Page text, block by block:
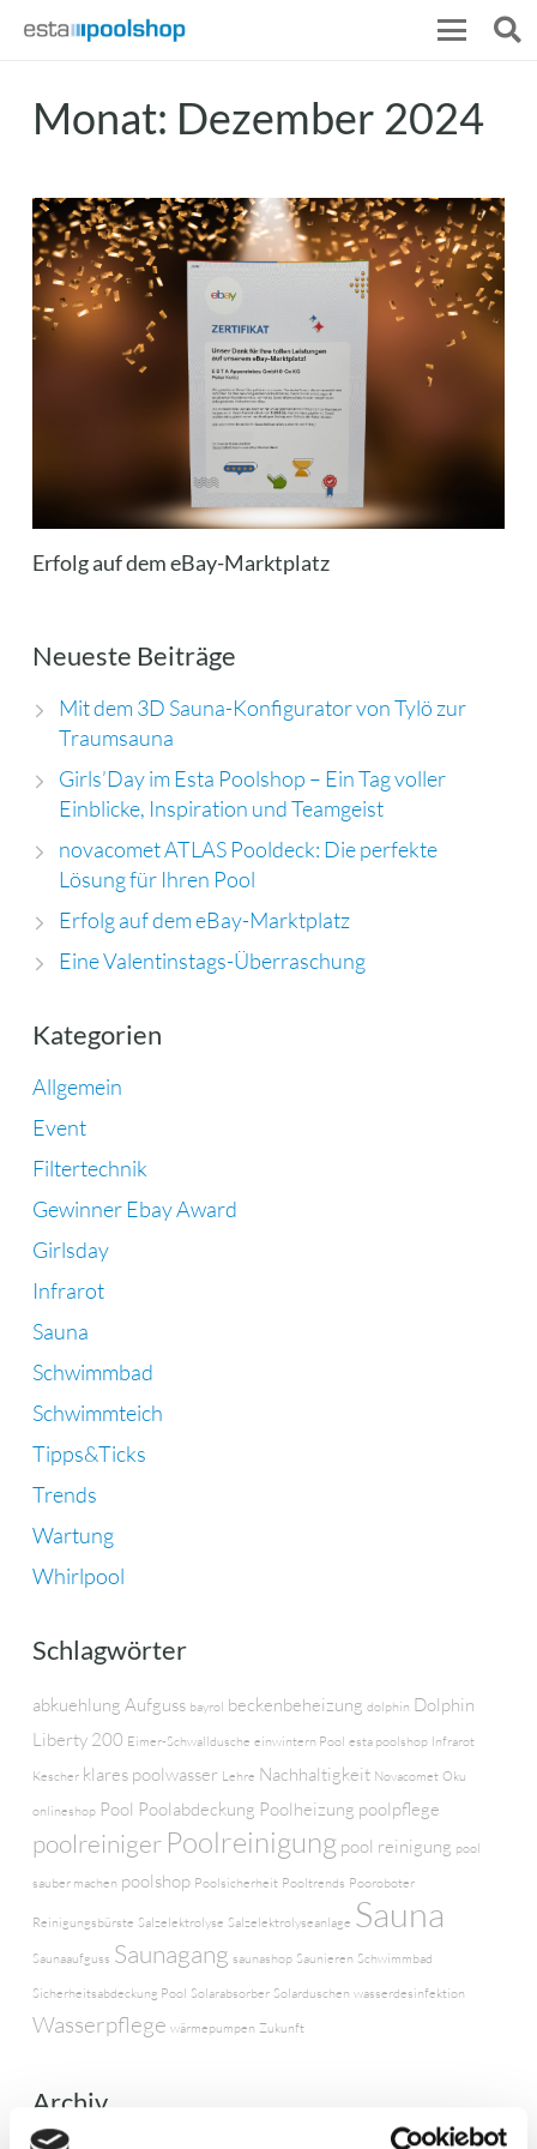
Monat: Dezember 2024
Erfolg auf dem eBay-Marktplatz
Neueste Beiträge
Mit dem 3D Sauna-Konfigurator von Tylö zur
Traumsauna
Girls’Day im Esta Poolshop – Ein Tag voller
Einblicke, Inspiration und Teamgeist
novacomet ATLAS Pooldeck: Die perfekte
Lösung für Ihren Pool
Erfolg auf dem eBay-Marktplatz
Eine Valentinstags-Überraschung
Kategorien
Allgemein
Event
Filtertechnik
Gewinner Ebay Award
Girlsday
Infrarot
Sauna
Schwimmbad
Schwimmteich
Tipps&Ticks
Trends
Wartung
Whirlpool
Schlagwörter
abkuehlung Aufguss bayrol beckenbeheizung dolphin Dolphin
Liberty 200 Eimer-Schwalldusche einwintern Pool esta poolshop Infrarot
Kescher klares poolwasser Lehre Nachhaltigkeit Novacomet Oku
onlineshop Pool Poolabdeckung Poolheizung poolpflege
poolreiniger Poolreinigung pool reinigung pool
sauber machen poolshop Poolsicherheit Pooltrends Pooroboter
Reinigungsbürste Salzelektrolyse Salzelektrolyseanlage Sauna
Saunaaufguss Saunagang saunashop Saunieren Schwimmbad
Sicherheitsabdeckung Pool Solarabsorber Solarduschen wasserdesinfektion
Wasserpflege wärmepumpen Zukunft
Archiv